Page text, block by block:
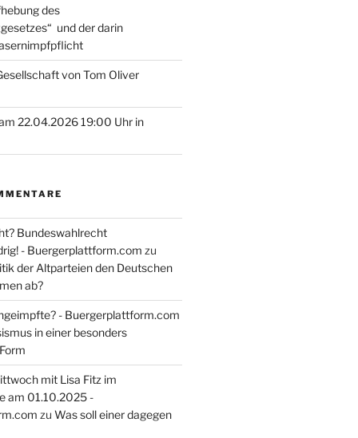
des
und der darin
von Tom Oliver
22.04.2026 19:00 Uhr in
Bundeswahlrecht
- Buergerplattform.com zu
der Altparteien den Deutschen
ab?
- Buergerplattform.com
in einer besonders
mit Lisa Fitz im
am 01.10.2025 -
zu Was soll einer dagegen